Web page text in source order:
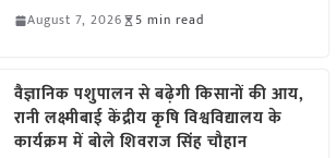
August 7, 2026 5 min read
वैज्ञानिक पशुपालन से बढ़ेगी किसानों की आय,
रानी लक्ष्मीबाई केंद्रीय कृषि विश्वविद्यालय के
कार्यक्रम में बोले शिवराज सिंह चौहान